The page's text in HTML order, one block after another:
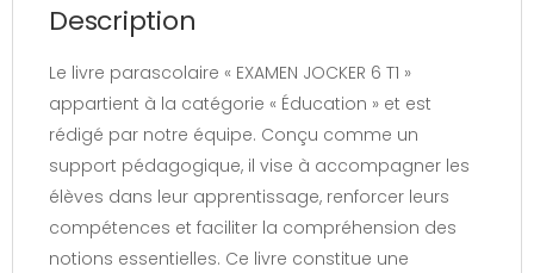
Description
Le livre parascolaire « EXAMEN JOCKER 6 T1 »
appartient à la catégorie « Éducation » et est
rédigé par notre équipe. Conçu comme un
support pédagogique, il vise à accompagner les
élèves dans leur apprentissage, renforcer leurs
compétences et faciliter la compréhension des
notions essentielles. Ce livre constitue une